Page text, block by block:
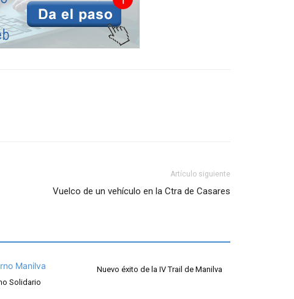
Artículo siguiente
Vuelco de un vehículo en la Ctra de Casares
Solidario
Nuevo éxito de la IV Trail de Manilva